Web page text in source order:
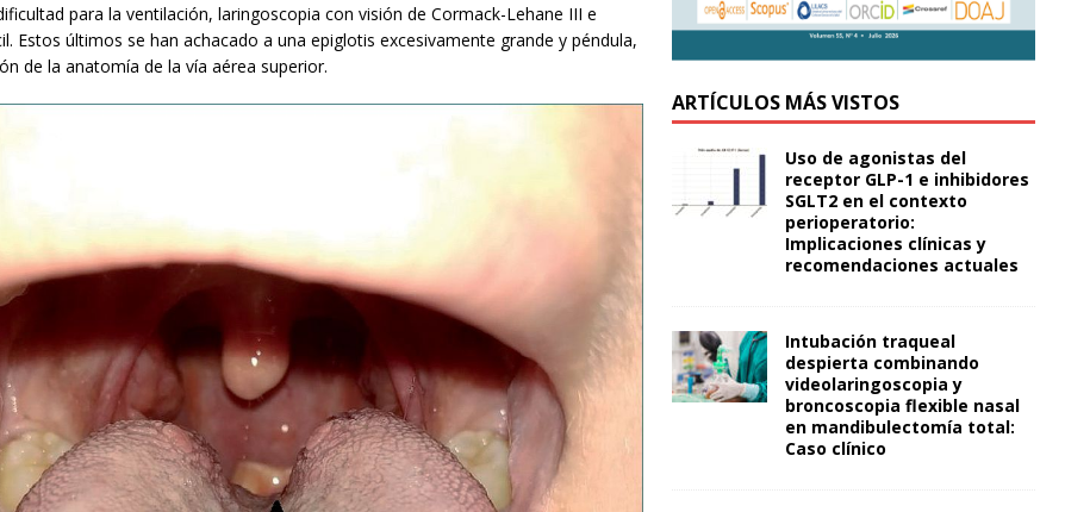
para la ventilación, laringoscopia con visión de Cormack-Lehane III e
Estos últimos se han achacado a una epiglotis excesivamente grande y péndula,
de la anatomía de la vía aérea superior.
ARTÍCULOS MÁS VISTOS
Uso de agonistas del
receptor GLP-1 e inhibidores
SGLT2 en el contexto
perioperatorio:
Implicaciones clínicas y
recomendaciones actuales
Intubación traqueal
despierta combinando
videolaringoscopia y
broncoscopia flexible nasal
en mandibulectomía total:
Caso clínico